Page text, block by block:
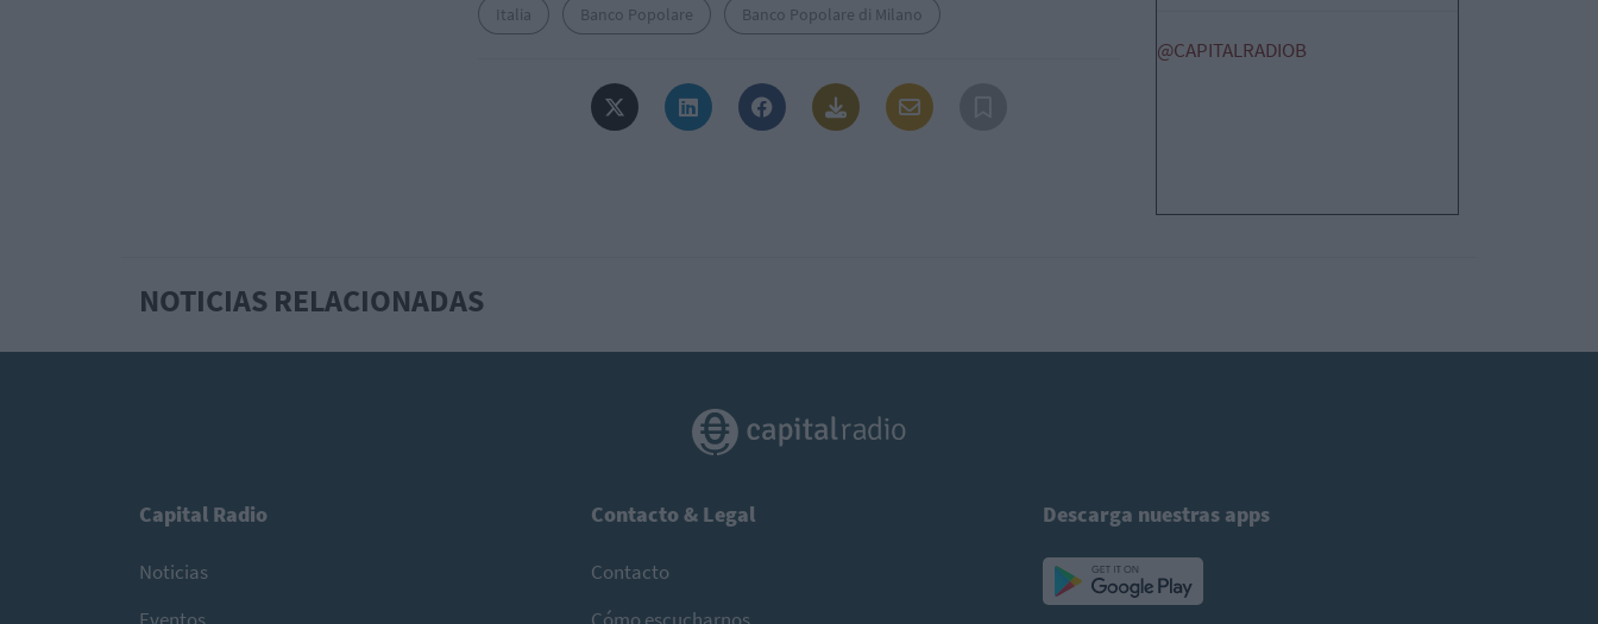
Italia Banco Popolare Banco Popolare di Milano
@CAPITALRADIOB
NOTICIAS RELACIONADAS
Capital Radio
Noticias
Contacto & Legal
Contacto
Descarga nuestras apps